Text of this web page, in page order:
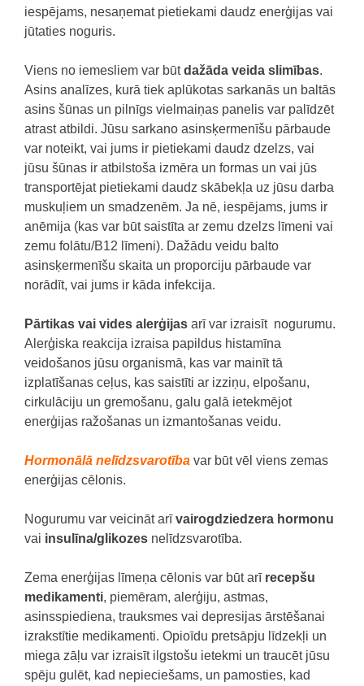
iespējams, nesaņemat pietiekami daudz enerģijas vai
jūtaties noguris.
Viens no iemesliem var būtdažāda veida slimības.
Asins analīzes, kurā tiek aplūkotas sarkanās un baltās
asins šūnas un pilnīgs vielmaiņas panelis var palīdzēt
atrast atbildi. Jūsu sarkano asinsķermenīšu pārbaude
var noteikt, vai jums ir pietiekami daudz dzelzs, vai
jūsu šūnas ir atbilstoša izmēra un formas un vai jūs
transportējat pietiekami daudz skābekļa uz jūsu darba
muskuļiem un smadzenēm. Ja nē, iespējams, jums ir
anēmija (kas var būt saistīta ar zemu dzelzs līmeni vai
zemu folātu/B12 līmeni). Dažādu veidu balto
asinsķermenīšu skaita un proporciju pārbaude var
norādīt, vai jums ir kāda infekcija.
Pārtikas vai vides alerģijas arī var izraisīt nogurumu.
Alerģiska reakcija izraisa papildus histamīna
veidošanos jūsu organismā, kas var mainīt tā
izplatīšanas ceļus, kas saistīti ar izziņu, elpošanu,
cirkulāciju un gremošanu, galu galā ietekmējot
enerģijas ražošanas un izmantošanas veidu.
Hormonālā nelīdzsvarotība var būt vēl viens zemas
enerģijas cēlonis.
Nogurumu var veicināt arīvairogdziedzera hormonu
vai insulīna/glikozes nelīdzsvarotība.
Zema enerģijas līmeņa cēlonis var būt arī recepšu
medikamenti, piemēram, alerģiju, astmas,
asinsspiediena, trauksmes vai depresijas ārstēšanai
izrakstītie medikamenti. Opioīdu pretsāpju līdzekļi un
miega zāļu var izraisīt ilgstošu ietekmi un traucēt jūsu
spēju gulēt, kad nepieciešams, un pamosties, kad